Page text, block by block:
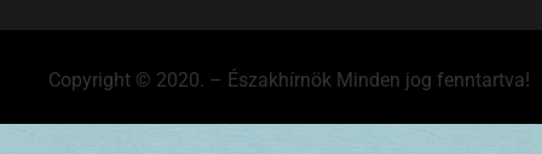
Copyright © 2020. – Északhírnök Minden jog fenntartva!